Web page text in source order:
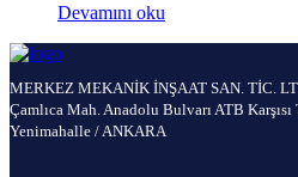
Devamını oku
MERKEZ MEKANİK İNŞAAT SAN. TİC.
Çamlıca Mah. Anadolu Bulvarı ATB
Yenimahalle / ANKARA